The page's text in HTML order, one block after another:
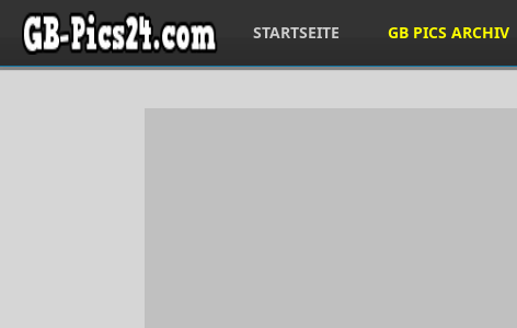
STARTSEITE GB PICS ARCHIV